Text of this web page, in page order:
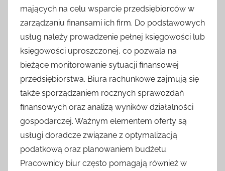
mających na celu wsparcie przedsiębiorców w
zarządzaniu finansami ich firm. Do podstawowych
usług należy prowadzenie pełnej księgowości lub
księgowości uproszczonej, co pozwala na
bieżące monitorowanie sytuacji finansowej
przedsiębiorstwa. Biura rachunkowe zajmują się
także sporządzaniem rocznych sprawozdań
finansowych oraz analizą wyników działalności
gospodarczej. Ważnym elementem oferty są
usługi doradcze związane z optymalizacją
podatkową oraz planowaniem budżetu.
Pracownicy biur często pomagają również w